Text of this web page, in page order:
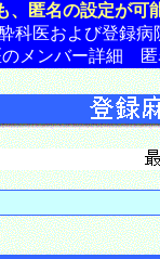
、匿名の設定が可
医および登録病
のメンバー詳細